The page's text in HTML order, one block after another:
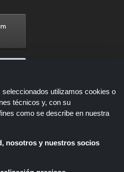
web que presenta ofertas, descuentos y
están disponibles a través de diferentes
utilizamos cookies o
técnicos y, con su
como se describe en nuestra
nosotros y nuestros socios